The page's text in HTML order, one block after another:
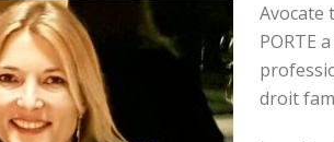
Avocate
PORTE
droit